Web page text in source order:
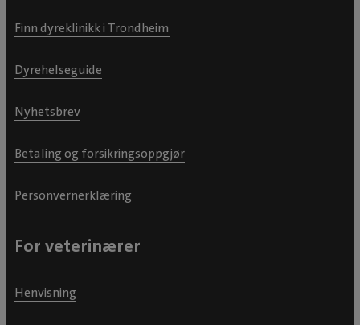
Finn dyreklinikk i Trondheim
Dyrehelseguide
Nyhetsbrev
Betaling og forsikringsoppgjør
Personvernerklæring
For veterinærer
Henvisning